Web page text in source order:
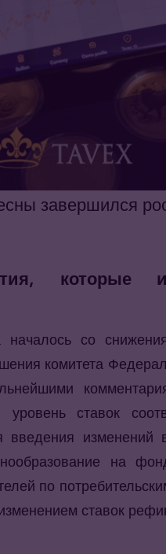
завершился
которые
началось со
комитета
ставок
введения
на
по
ставок